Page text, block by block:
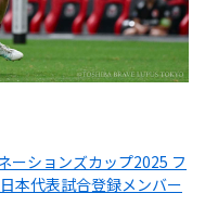
ーションズカップ2025 フ
本代表試合登録メンバー